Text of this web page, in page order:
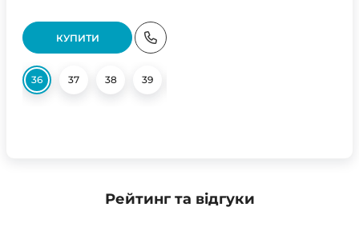
КУПИТИ
36 37 38 39
Рейтинг та відгуки